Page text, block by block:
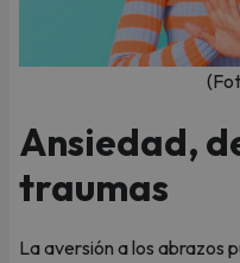
Ansiedad,
traumas
La aversión a los abrazos